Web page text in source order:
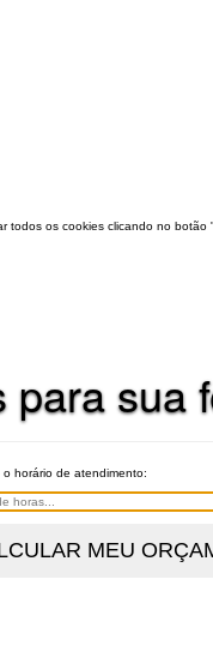
todos os cookies clicando no botão
sua
o horário de atendimento: